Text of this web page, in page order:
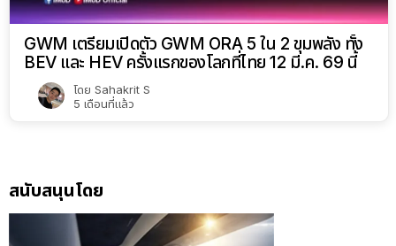
GWM เตรียมเปิดตัว GWM ORA 5 ใน 2 ขุมพลัง ทั้ง
BEV และ HEV ครั้งแรกของโลกที่ไทย 12 มี.ค. 69 นี้
โดย Sahakrit S
5 เดือนที่แล้ว
สนับสนุนโดย